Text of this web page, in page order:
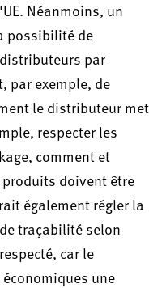
Néanmoins, un
possibilité de
par
par exemple, de
le distributeur met
respecter les
comment et
doivent être
également régler la
traçabilité selon
car le
une